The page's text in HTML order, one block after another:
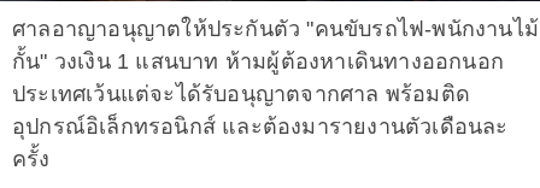
ศาลอาญาอนุญาตให้ประกันตัว "คนขับรถไฟ-พนักงานไม้
กั้น" วงเงิน 1 แสนบาท ห้ามผู้ต้องหาเดินทางออกนอก
ประเทศเว้นแต่จะได้รับอนุญาตจากศาล พร้อมติด
อุปกรณ์อิเล็กทรอนิกส์ และต้องมารายงานตัวเดือนละ
ครั้ง